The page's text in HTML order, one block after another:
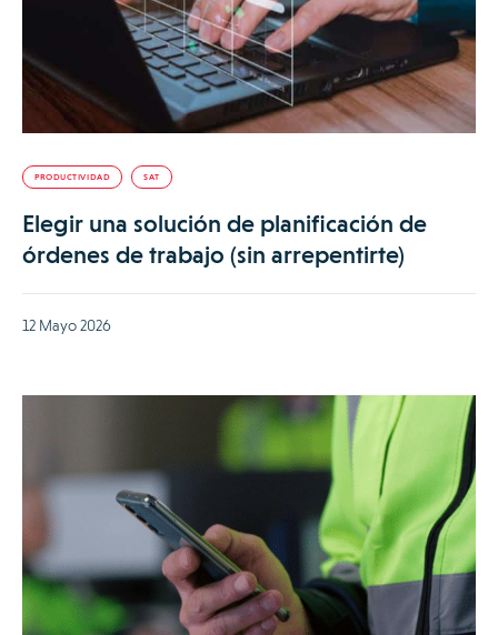
PRODUCTIVIDAD SAT
Elegir una solución de planificación de
órdenes de trabajo (sin arrepentirte)
12 Mayo 2026